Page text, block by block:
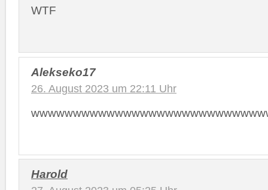
WTF
Alekseko17
26. August 2023 um 22:11 Uhr
Harold